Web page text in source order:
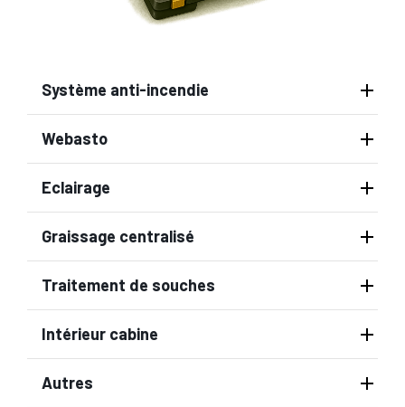
Système anti-incendie
Webasto
Eclairage
Graissage centralisé
Traitement de souches
Intérieur cabine
Autres